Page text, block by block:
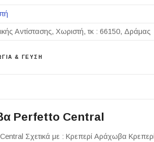
Αντίστασης, Χωριστή, τκ : 66150, Δράμας
& ΓΕΥΣΗ
Perfetto Central
Σχετικά με : Κρεπερί Αράχωβα